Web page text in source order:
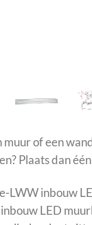
muur of een
Plaats dan
LWW inbouw
LED